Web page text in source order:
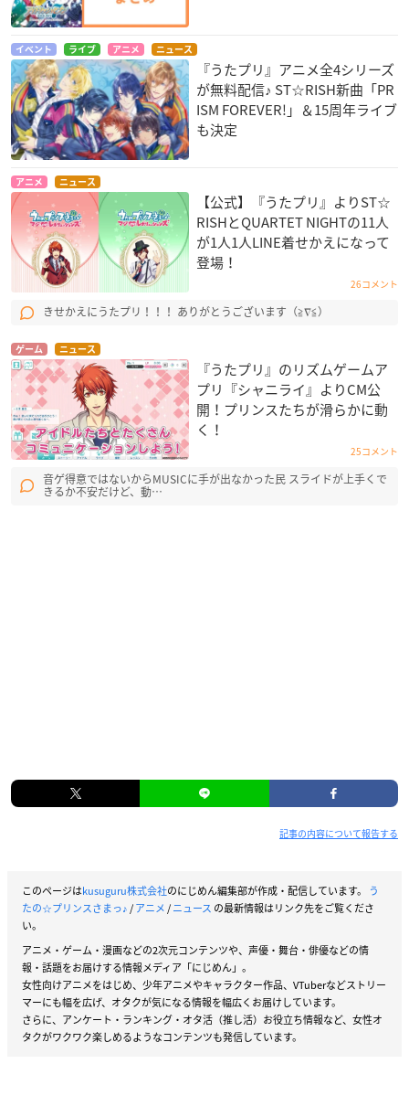
イベント ライブ アニメ ニュース
『うたプリ』アニメ全4シリーズ
が無料配信♪ ST☆RISH新曲「PR
ISM FOREVER!」＆15周年ライブ
も決定
アニメ ニュース
【公式】『うたプリ』よりST☆
RISHとQUARTET NIGHTの11人
が1人1人LINE着せかえになって
登場！
26コメント
きせかえにうたプリ！！！ ありがとうございます（≧∇≦）
ゲーム ニュース
『うたプリ』のリズムゲームア
プリ『シャニライ』よりCM公
開！プリンスたちが滑らかに動
く！
25コメント
音ゲ得意ではないからMUSICに手が出なかった民 スライドが上手くで
きるか不安だけど、動…
記事の内容について報告する
このページはkusuguru株式会社のにじめん編集部が作成・配信しています。
う
たの☆プリンスさまっ♪/アニメ/ニュース の最新情報はリンク先をご覧くださ
い。
アニメ・ゲーム・漫画などの2次元コンテンツや、声優・舞台・俳優などの情
報・話題をお届けする情報メディア「にじめん」。
女性向けアニメをはじめ、少年アニメやキャラクター作品、VTuberなどストリー
マーにも幅を広げ、オタクが気になる情報を幅広くお届けしています。
さらに、アンケート・ランキング・オタ活（推し活）お役立ち情報など、女性オ
タクがワクワク楽しめるようなコンテンツも発信しています。